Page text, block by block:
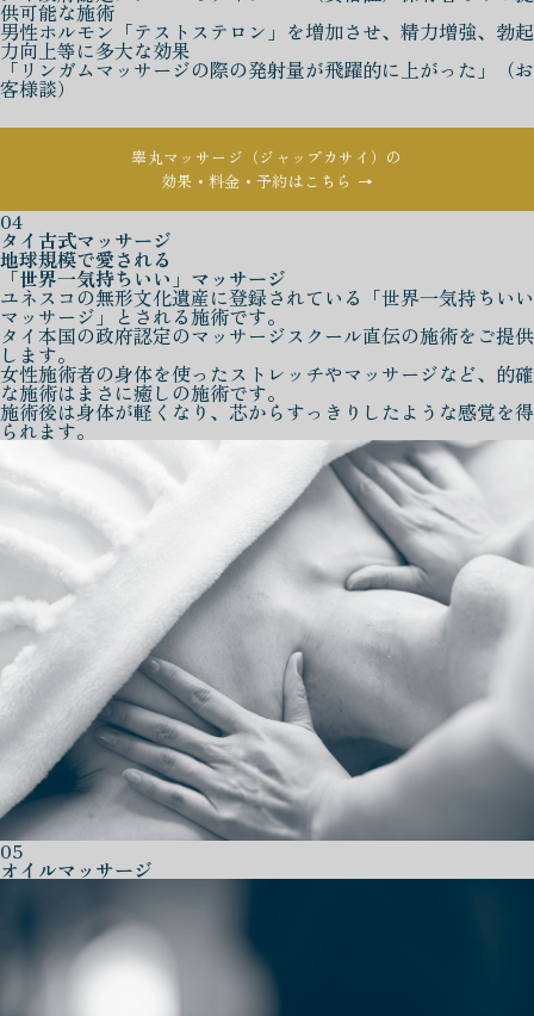
供可能な施術
男性ホルモン「テストステロン」を増加させ、精力増強、勃起
力向上等に多大な効果
「リンガムマッサージの際の発射量が飛躍的に上がった」（お
客様談）
睾丸マッサージ（ジャップカサイ）の
効果・料金・予約はこちら →
04
タイ古式マッサージ
地球規模で愛される
「世界一気持ちいい」マッサージ
ユネスコの無形文化遺産に登録されている「世界一気持ちいい
マッサージ」とされる施術です。
タイ本国の政府認定のマッサージスクール直伝の施術をご提供
します。
女性施術者の身体を使ったストレッチやマッサージなど、的確
な施術はまさに癒しの施術です。
施術後は身体が軽くなり、芯からすっきりしたような感覚を得
られます。
05
オイルマッサージ